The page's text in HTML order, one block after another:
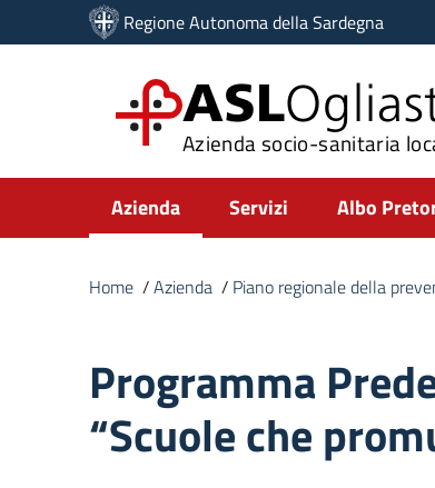
Vai ai contenuti
Vai al menu di navigazione
Regione Autonoma della Sardegna
ASL
Azienda socio-sanitaria
Submenu
Azienda Servizi Albo
Home /Azienda / Piano regionale della
Programma
“Scuole che